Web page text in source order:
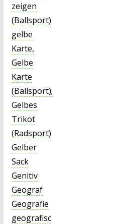
zeigen
(Ballsport)
gelbe
Karte,
Gelbe
Karte
(Ballsport);
Gelbes
Trikot
(Radsport)
Gelber
Sack
Genitiv
Geograf
Geografie
geografisc